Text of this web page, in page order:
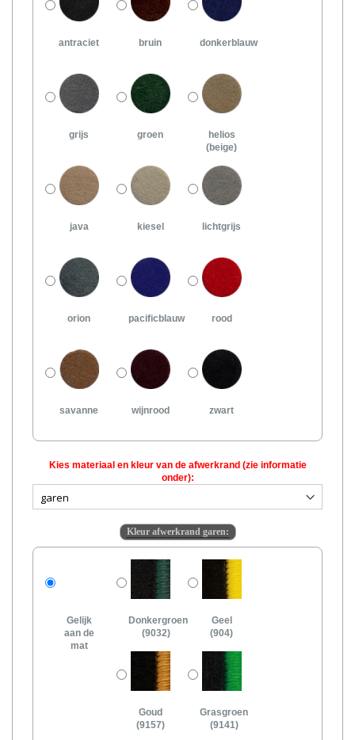
antraciet bruin donkerblauw
grijs groen
helios
(beige)
java kiesel lichtgrijs
orion pacificblauw rood
savanne wijnrood zwart
Kies materiaal en kleur van de afwerkrand (zie informatie
onder):
Kleur afwerkrand garen:
Gelijk
aan de
mat
Donkergroen
(9032)
Geel
(904)
Goud
(9157)
Grasgroen
(9141)